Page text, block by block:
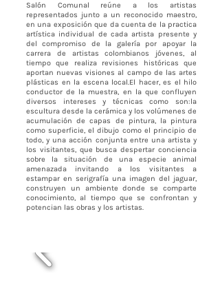
Salón Comunal reúne a los artistas
representados junto a un reconocido maestro,
en una exposición que da cuenta de la practica
artística individual de cada artista presente y
del compromiso de la galería por apoyar la
carrera de artistas colombianos jóvenes, al
tiempo que realiza revisiones históricas que
aportan nuevas visiones al campo de las artes
plásticas en la escena local.El hacer, es el hilo
conductor de la muestra, en la que confluyen
diversos intereses y técnicas como son:la
escultura desde la cerámica y los volúmenes de
acumulación de capas de pintura, la pintura
como superficie, el dibujo como el principio de
todo, y una acción conjunta entre una artista y
los visitantes, que busca despertar conciencia
sobre la situación de una especie animal
amenazada invitando a los visitantes a
estampar en serigrafía una imagen del jaguar,
construyen un ambiente donde se comparte
conocimiento, al tiempo que se confrontan y
potencian las obras y los artistas.